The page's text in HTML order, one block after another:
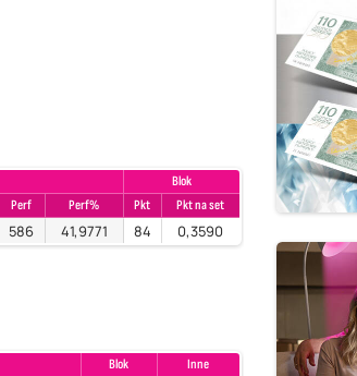
Blok
Perf Perf% Pkt Pkt na set
586 41,9771 84 0,3590
Blok
Inne